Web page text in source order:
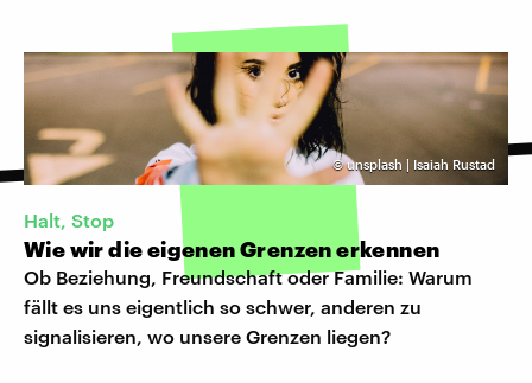
©unsplash | Isaiah Rustad
Halt, Stop
Wie wir die eigenen Grenzen erkennen
Ob Beziehung, Freundschaft oder Familie: Warum
fällt es uns eigentlich so schwer, anderen zu
signalisieren, wo unsere Grenzen liegen?